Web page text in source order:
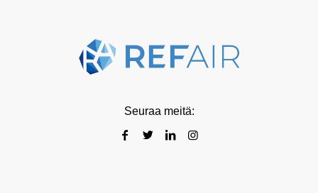
Seuraa meitä: